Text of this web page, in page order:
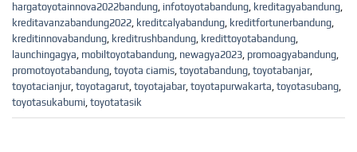
hargatoyotainnova2022bandung, infotoyotabandung, kreditagyabandung,
kreditavanzabandung2022, kreditcalyabandung, kreditfortunerbandung,
kreditinnovabandung, kreditrushbandung, kredittoyotabandung,
launchingagya, mobiltoyotabandung, newagya2023, promoagyabandung,
promotoyotabandung, toyota ciamis, toyotabandung, toyotabanjar,
toyotacianjur, toyotagarut, toyotajabar, toyotapurwakarta, toyotasubang,
toyotasukabumi, toyotatasik